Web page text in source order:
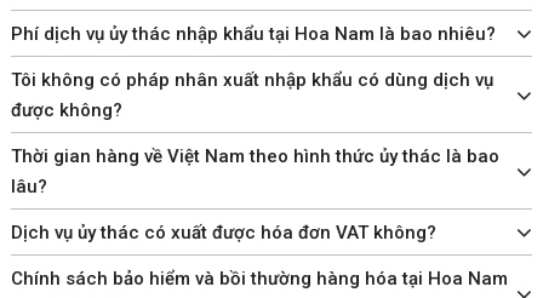
Phí dịch vụ ủy thác nhập khẩu tại Hoa Nam là bao nhiêu?
Tôi không có pháp nhân xuất nhập khẩu có dùng dịch vụ
được không?
Thời gian hàng về Việt Nam theo hình thức ủy thác là bao
lâu?
Dịch vụ ủy thác có xuất được hóa đơn VAT không?
Chính sách bảo hiểm và bồi thường hàng hóa tại Hoa Nam